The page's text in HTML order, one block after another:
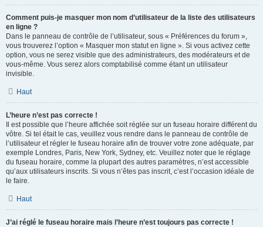
Comment puis-je masquer mon nom d’utilisateur de la liste des utilisateurs
en ligne ?
Dans le panneau de contrôle de l’utilisateur, sous « Préférences du forum »,
vous trouverez l’option « Masquer mon statut en ligne ». Si vous activez cette
option, vous ne serez visible que des administrateurs, des modérateurs et de
vous-même. Vous serez alors comptabilisé comme étant un utilisateur
invisible.
Haut
L’heure n’est pas correcte !
Il est possible que l’heure affichée soit réglée sur un fuseau horaire différent du
vôtre. Si tel était le cas, veuillez vous rendre dans le panneau de contrôle de
l’utilisateur et régler le fuseau horaire afin de trouver votre zone adéquate, par
exemple Londres, Paris, New York, Sydney, etc. Veuillez noter que le réglage
du fuseau horaire, comme la plupart des autres paramètres, n’est accessible
qu’aux utilisateurs inscrits. Si vous n’êtes pas inscrit, c’est l’occasion idéale de
le faire.
Haut
J’ai réglé le fuseau horaire mais l’heure n’est toujours pas correcte !